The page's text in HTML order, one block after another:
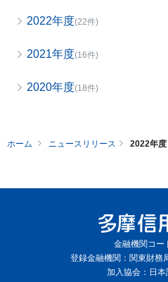
2022年度(22件)
2021年度(16件)
2020年度(18件)
ホーム ニュースリリース 2022年度
金融機関コー
登録金融機関：関東財務
加入協会：日